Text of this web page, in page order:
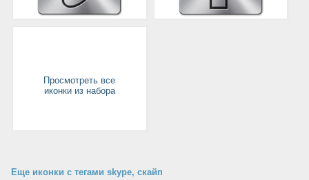
Просмотреть все
иконки из набора
Еще иконки с тегами skype, скайп